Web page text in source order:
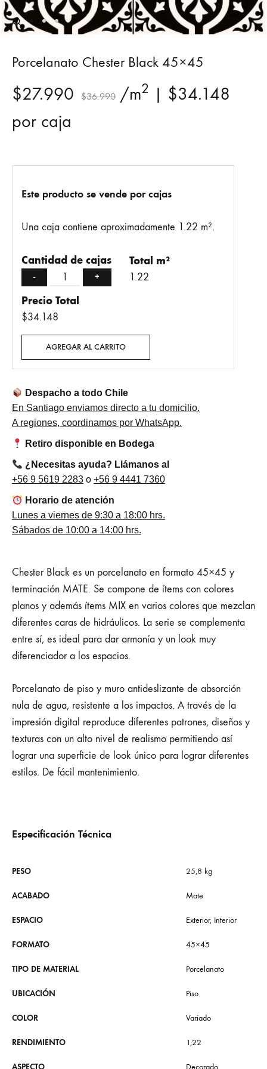
Porcelanato Chester Black 45×45
$27.990 $36.990 /m2 | $34.148
por caja
Este producto se vende por cajas
Una caja contiene aproximadamente 1.22 m².
Cantidad de cajas
- +
Total m²
1.22
Precio Total
$34.148
AGREGAR AL CARRITO
Despacho a todo Chile
En Santiago enviamos directo a tu domicilio.
A regiones, coordinamos por WhatsApp.
Retiro disponible en Bodega
¿Necesitas ayuda? Llámanos al
+56 9 5619 2283 o +56 9 4441 7360
Horario de atención
Lunes a viernes de 9:30 a 18:00 hrs.
Sábados de 10:00 a 14:00 hrs.
Chester Black es un porcelanato en formato 45×45 y
terminación MATE. Se compone de ítems con colores
planos y además ítems MIX en varios colores que mezclan
diferentes caras de hidráulicos. La serie se complementa
entre sí, es ideal para dar armonía y un look muy
diferenciador a los espacios.
Porcelanato de piso y muro antideslizante de absorción
nula de agua, resistente a los impactos. A través de la
impresión digital reproduce diferentes patrones, diseños y
texturas con un alto nivel de realismo permitiendo así
lograr una superficie de look único para lograr diferentes
estilos. De fácil mantenimiento.
Especificación Técnica
PESO 25,8 kg
ACABADO Mate
ESPACIO Exterior, Interior
FORMATO 45×45
TIPO DE MATERIAL Porcelanato
UBICACIÓN Piso
COLOR Variado
RENDIMIENTO 1,22
ASPECTO Decorado